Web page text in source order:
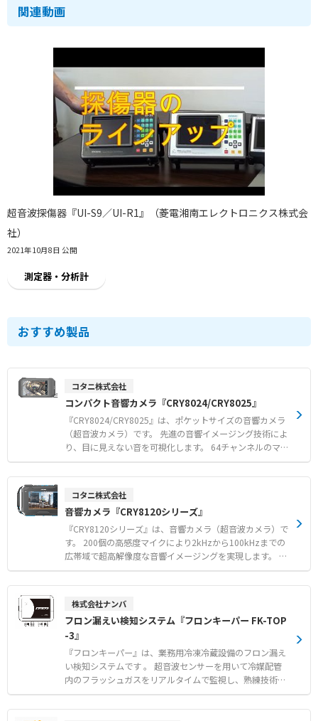
関連動画
超音波探傷器『UI-S9／UI-R1』（菱電湘南エレクトロニクス株式会
社）
2021年10月8日 公開
測定器・分析計
おすすめ製品
コタニ株式会社
コンパクト音響カメラ『CRY8024/CRY8025』
『CRY8024/CRY8025』は、ポケットサイズの音響カメラ
（超音波カメラ）です。 先進の音響イメージング技術によ
り、目に見えない音を可視化します。 64チャンネルのマイ
クアレイを搭載し、リアルタイムで音源の位置特定を行い
ます。 圧縮空気の漏れや部分放電などの異常を迅速に特定
えたインターフェースにより、スマートフォンのように簡
単に操作可能です。 IP54保護と1.5mの落下試験をクリア
した頑丈な設計で、厳しい産業環境に対応します。 WLAN
ホットスポットを介して現場で結果を共有できるほか、モ
バイルアプリでの検査報告書の生成も容易です。 【特徴】
●64チャンネルのマイクアレイによる遠方音源のリアルタ
イムな可視化 ●自動周波数範囲選択機能を備えたスマート
クリアした堅牢な設計 ●PCソフトウェアもご用意（CRY8
025） 【用途・事例】 ●厳しい産業環境における圧縮空気
やガス漏れ検知 ●産業検査における部分放電やその他の異
常の迅速な特定 ●自動車修理やHVACメンテナンスにおけ
る音源の特定
コタニ株式会社
音響カメラ『CRY8120シリーズ』
『CRY8120シリーズ』は、音響カメラ（超音波カメラ）で
す。 200個の高感度マイクにより2kHzから100kHzまでの
広帯域で超高解像度な音響イメージングを実現します。 遠
方の微小なガス漏れや部分放電の発生箇所をリアルタイム
で可視化し、トラブルによるダウンタイムを防止します。
的なアプローチで検出精度を向上させます。 刷新されたユ
ーザーフレンドリーなインターフェースにより、漏れ箇所
の特定や部分放電のタイプ識別をスムーズに行えます。 デ
ータの無線送信に対応し、解析や報告書作成などの後処理
も容易です。 【特徴】 ●200個の高感度マイクと100kHz
の広帯域がもたらす超高解像度イメージング ●検出精度を
高める音響画像と熱画像のリアルタイム同期表示機能 ●直
株式会社ナンバ
フロン漏えい検知システム『フロンキーパー FK-TOP
-3』
『フロンキーパー』は、業務用冷凍冷蔵設備のフロン漏え
い検知システムです 。 超音波センサーを用いて冷媒配管
内のフラッシュガスをリアルタイムで監視し、熟練技術者
でも発見が難しい10%程度の微量な漏えいを早期に検知し
ます。 早期発見により、漏えい進行に伴う無駄な電力消費